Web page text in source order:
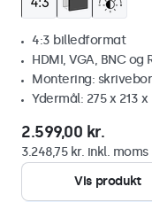
4:3 billedformat
HDMI, VGA, BNC og
Montering:
Ydermål: 275 x 213
2.599,00 kr.
3.248,75 kr. inkl. moms
Vis produkt